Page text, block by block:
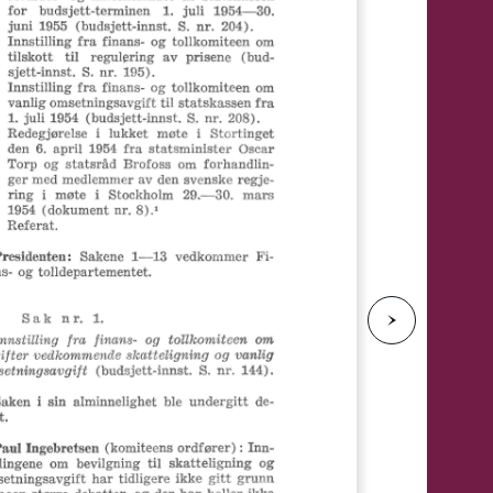
N
e
s
t
e
s
i
d
e